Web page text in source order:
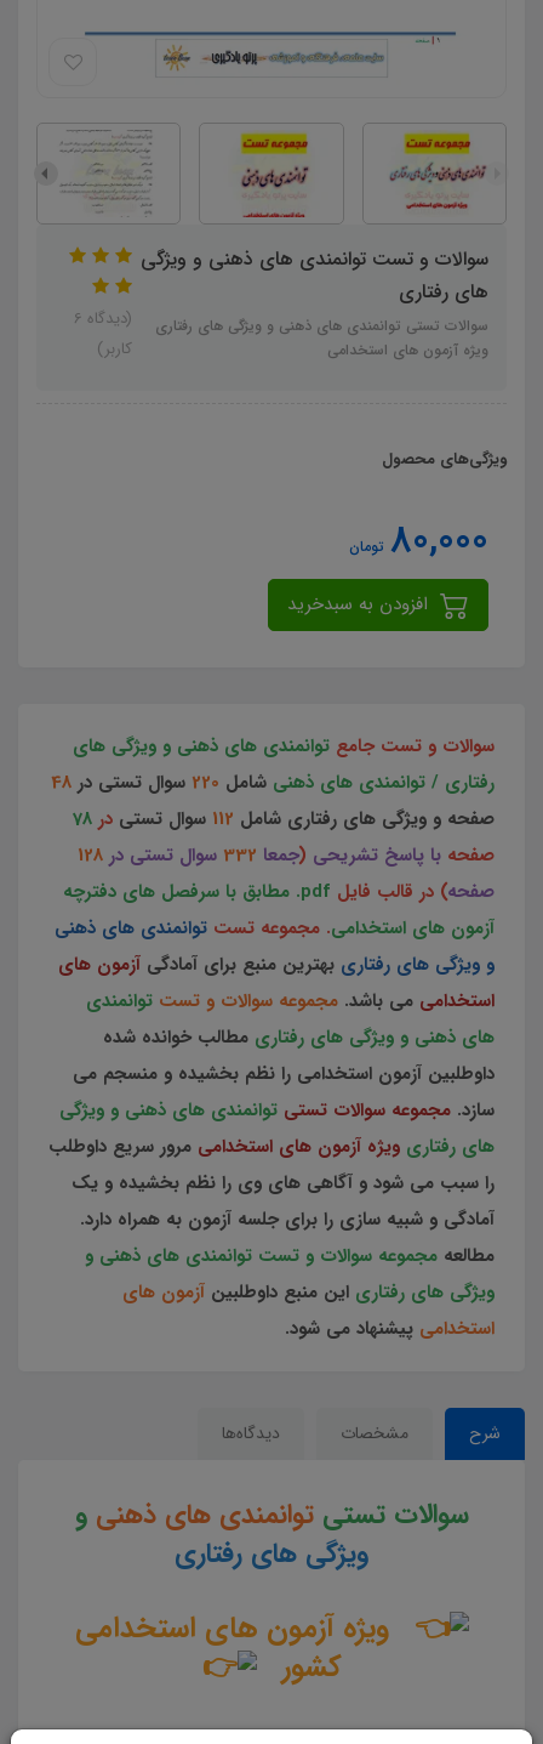
سوالات و تست توانمندی های ذهنی و ویژگی
های رفتاری
سوالات تستی توانمندی های ذهنی و ویژگی های رفتاری
ویژه آزمون های استخدامی
(دیدگاه 6
کاربر)
ویژگی‌های محصول
80,000 تومان
سوالات و تست جامع توانمندی های ذهنی و ویژگی های
رفتاری / توانمندی های ذهنی شامل 220 سوال تستی در 48
صفحه و ویژگی های رفتاری شامل 112 سوال تستی در 78
صفحه با پاسخ تشریحی (جمعا 332 سوال تستی در 128
صفحه) در قالب فایل
pdf. مطابق با سرفصل های دفترچه
آزمون های استخدامی. مجموعه تست توانمندی های ذهنی
و ویژگی های رفتاری بهترین منبع برای آمادگی آزمون های
استخدامی می باشد. مجموعه سوالات و تست توانمندی
های ذهنی و ویژگی های رفتاری مطالب خوانده شده
داوطلبین آزمون استخدامی را نظم بخشیده و منسجم می
سازد. مجموعه سوالات تستی توانمندی های ذهنی و ویژگی
های رفتاری ویژه آزمون های استخدامی مرور سریع داوطلب
را سبب می شود و آگاهی های وی را نظم بخشیده و یک
آمادگی و شبیه سازی را برای جلسه آزمون به همراه دارد.
مطالعه مجموعه سوالات و تست توانمندی های ذهنی و
ویژگی های رفتاری این منبع داوطلبین آزمون های
استخدامی پیشنهاد می شود.
شرح مشخصات دیدگاه‌ها
سوالات تستیتوانمندی های ذهنی و
ویژگی های رفتاری
ویژه آزمون های استخدامی
کشور